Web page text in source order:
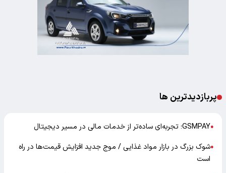
پربازدیدترین ها
●GSMPAY؛ تجربه‌ای ساده‌تر از خدمات مالی در مسیر دیجیتال
●شوک بزرگ در بازار مواد غذایی / موج جدید افزایش قیمت‌ها در راه
است